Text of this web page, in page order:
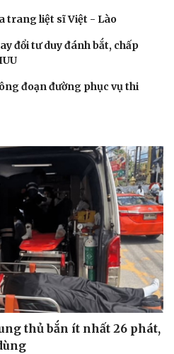
trang liệt sĩ Việt - Lào
đổi tư duy đánh bắt, chấp
đoạn đường phục vụ thi
thủ bắn ít nhất 26 phát,